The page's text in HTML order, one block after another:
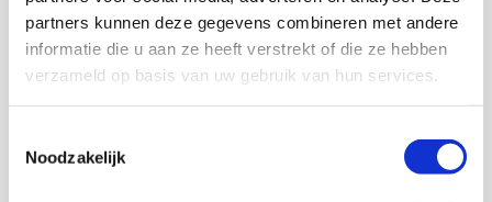
partners kunnen deze gegevens combineren met andere
informatie die u aan ze heeft verstrekt of die ze hebben
verzameld op basis van uw gebruik van hun services.
Noodzakelijk
Senior onderzoeker en coördinator portaal